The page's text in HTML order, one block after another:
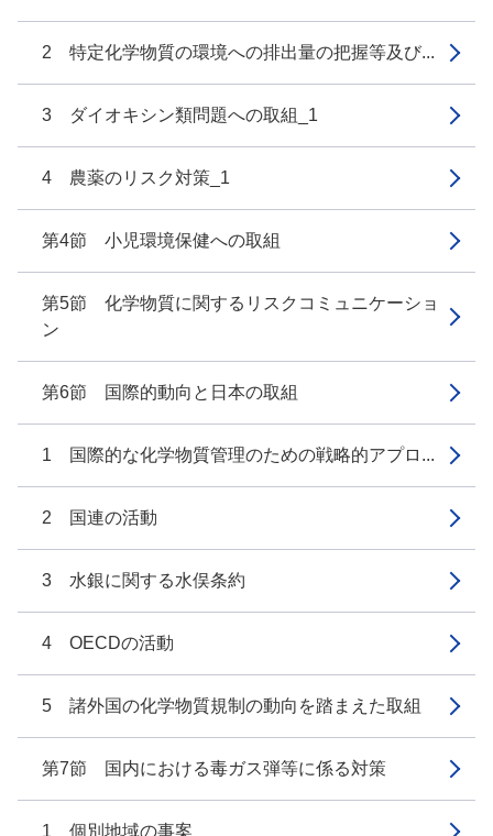
2 特定化学物質の環境への排出量の把握等及び...
3 ダイオキシン類問題への取組_1
4 農薬のリスク対策_1
第4節 小児環境保健への取組
第5節 化学物質に関するリスクコミュニケーショ
ン
第6節 国際的動向と日本の取組
1 国際的な化学物質管理のための戦略的アプロ...
2 国連の活動
3 水銀に関する水俣条約
4 OECDの活動
5 諸外国の化学物質規制の動向を踏まえた取組
第7節 国内における毒ガス弾等に係る対策
1 個別地域の事案